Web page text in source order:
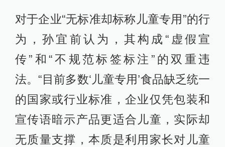
对于企业“无标准却标称儿童专用”的行
为，孙宜前认为，其构成“虚假宣
传”和“不规范标签标注”的双重违
法。“目前多数‘儿童专用’食品缺乏统一
的国家或行业标准，企业仅凭包装和
宣传语暗示产品更适合儿童，实际却
无质量支撑，本质是利用家长对儿童